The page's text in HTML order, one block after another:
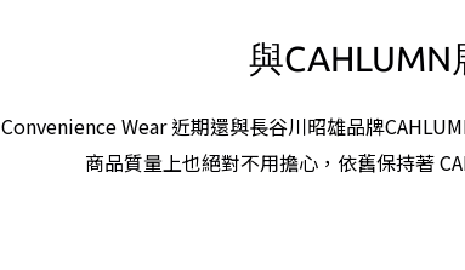
與CAHLUMN
Convenience Wear 近期還與長谷川昭雄品牌
商品質量上也絕對不用擔心，依舊保持著